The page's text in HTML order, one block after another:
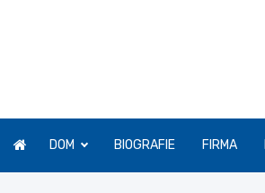
DOM BIOGRAFIE FIRMA